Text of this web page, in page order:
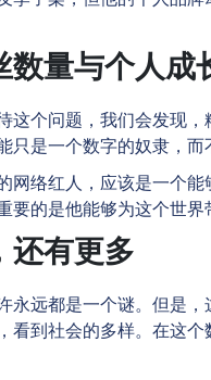
数量与个人成
这个问题，我们会发现
是一个数字的奴隶，而
网络红人，应该是一个
的是他能够为这个世界
还有更多
永远都是一个谜。但是
看到社会的多样。在这